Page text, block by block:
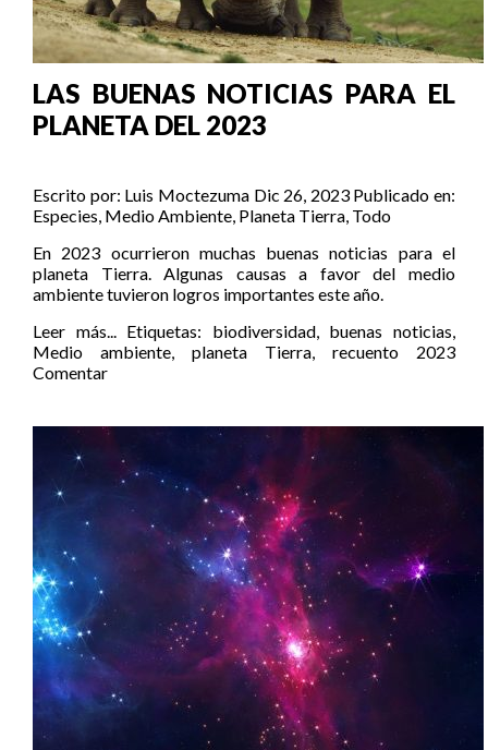
LAS BUENAS NOTICIAS PARA EL
PLANETA DEL 2023
Escrito por: Luis Moctezuma Dic 26, 2023 Publicado en:
Especies, Medio Ambiente, Planeta Tierra, Todo
En 2023 ocurrieron muchas buenas noticias para el
planeta Tierra. Algunas causas a favor del medio
ambiente tuvieron logros importantes este año.
Leer más... Etiquetas: biodiversidad, buenas noticias,
Medio ambiente, planeta Tierra, recuento 2023
Comentar